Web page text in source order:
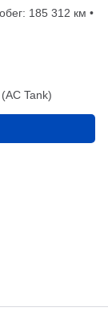
185 312 км •
Tank)